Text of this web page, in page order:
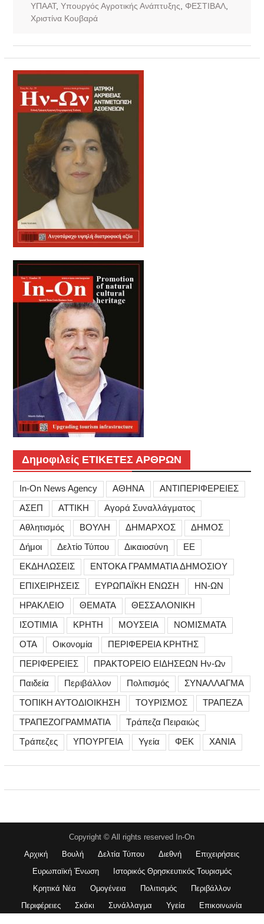
ΥΠΑΑΤ, Υπουργός Αγροτικής Ανάπτυξης ΦΕΣΤΙΒΑΛ,
Χριστίνα Κουβαρά
Δημοφιλείς ΕΤΙΚΕΤΕΣ ΑΡΘΡΩΝ
In-On News Agency ΑΘΗΝΑ
ΑΝΤΙΠΕΡΙΦΕΡΕΙΕΣ
ΑΣΕΠ
ΑΤΤΙΚΗ
Αγορά Συναλλάγματος
Αθλητισμός
ΒΟΥΛΗ ΔΗΜΑΡΧΟΣ
ΔΗΜΟΣ
Δήμοι
Δελτίο Τύπου Δικαιοσύνη
ΕΕ
ΕΚΔΗΛΩΣΕΙΣ
ΕΝΤΟΚΑ ΓΡΑΜΜΑΤΙΑ ΔΗΜΟΣΙΟΥ
ΕΠΙΧΕΙΡΗΣΕΙΣ
ΕΥΡΩΠΑΪΚΗ ΕΝΩΣΗ
ΗΝ-ΩΝ
ΗΡΑΚΛΕΙΟ
ΘΕΜΑΤΑ
ΘΕΣΣΑΛΟΝΙΚΗ
ΙΣΟΤΙΜΙΑ
ΚΡΗΤΗ ΜΟΥΣΕΙΑ
ΝΟΜΙΣΜΑΤΑ
ΟΤΑ
Οικονομία
ΠΕΡΙΦΕΡΕΙΑ ΚΡΗΤΗΣ
ΠΕΡΙΦΕΡΕΙΕΣ
ΠΡΑΚΤΟΡΕΙΟ ΕΙΔΗΣΕΩΝ Ην-Ων
Παιδεία
Περιβάλλον Πολιτισμός
ΣΥΝΑΛΛΑΓΜΑ
ΤΟΠΙΚΗ ΑΥΤΟΔΙΟΙΚΗΣΗ
ΤΟΥΡΙΣΜΟΣ
ΤΡΑΠΕΖΑ
ΤΡΑΠΕΖΟΓΡΑΜΜΑΤΙΑ
Τράπεζα Πειραιώς
Τράπεζες
ΥΠΟΥΡΓΕΙΑ Υγεία ΦΕΚ ΧΑΝΙΑ
Copyright © All rights reserved In-On
Αρχική
Βουλή Δελτία Τύπου Διεθνή
Επιχειρήσεις
Ευρωπαϊκή Ένωση
Ιστορικός Θρησκευτικός Τουρισμός
Κρητικά Νέα
Ομογένεια Πολιτισμός
Περιβάλλον
Περιφέρειες
Σκάκι Συνάλλαγμα Υγεία Επικοινωνία